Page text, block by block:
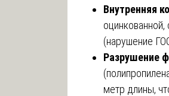
Внутренняя
оцинкованной,
(нарушение
Разрушение
метр длины,